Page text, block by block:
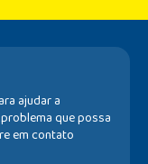
ajudar a
que possa
em contato